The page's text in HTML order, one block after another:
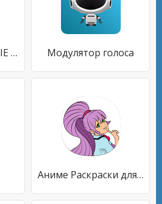
Русское ТВ - ЖИВЫЕ и БЕСПЛАТНЫЕ каналы Модулятор голоса
Аниме Раскраски для Взрослых